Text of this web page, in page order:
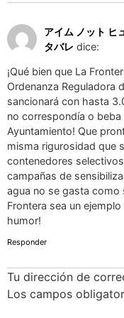
アイム ノット ヒ
タバレ dice:
¡Qué bien que La
Ordenanza Reguladora
sancionará con hasta
no correspondía o beba
Ayuntamiento! Que
misma rigurosidad que
contenedores
campañas de
agua no se gasta como
Frontera sea un
humor!
Responder
Tu dirección de
Los campos